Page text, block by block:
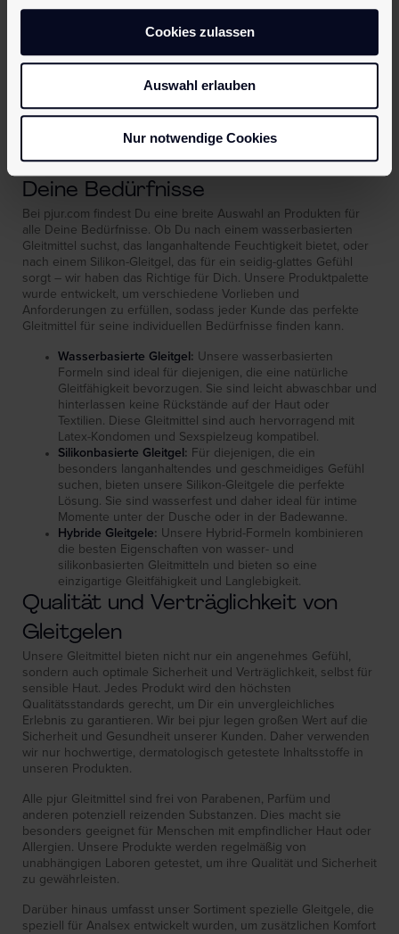
Cookies zulassen
Auswahl erlauben
Nur notwendige Cookies
Minderung von Schmerzen
Erhöhung des Komforts
Verbesserung der sexuellen Erfahrung
unterschiedlichen Eigenschaften und Anwendungsbereichen.
Die Wahl des richtigen Produkts kann die Intimität deutlich
Vielfältige Auswahl von Gleitgel für
Deine Bedürfnisse
Bei pjur.com findest Du eine breite Auswahl an Produkten für
alle Deine Bedürfnisse. Ob Du nach einem wasserbasierten
Gleitmittel suchst, das langanhaltende Feuchtigkeit bietet, oder
nach einem Silikon-Gleitgel, das für ein seidig-glattes Gefühl
sorgt – wir haben das Richtige für Dich. Unsere Produktpalette
wurde entwickelt, um verschiedene Vorlieben und
Anforderungen zu erfüllen, sodass jeder Kunde das perfekte
Gleitmittel für seine individuellen Bedürfnisse finden kann.
Wasserbasierte Gleitgel : Unsere wasserbasierten
Formeln sind ideal für diejenigen, die eine natürliche
Gleitfähigkeit bevorzugen. Sie sind leicht abwaschbar und
hinterlassen keine Rückstände auf der Haut oder
Textilien. Diese Gleitmittel sind auch hervorragend mit
Latex-Kondomen und Sexspielzeug kompatibel.
Silikonbasierte Gleitgel : Für diejenigen, die ein
besonders langanhaltendes und geschmeidiges Gefühl
suchen, bieten unsere Silikon-Gleitgele die perfekte
Lösung. Sie sind wasserfest und daher ideal für intime
Momente unter der Dusche oder in der Badewanne.
Hybride Gleitgele: Unsere Hybrid-Formeln kombinieren
die besten Eigenschaften von wasser- und
silikonbasierten Gleitmitteln und bieten so eine
einzigartige Gleitfähigkeit und Langlebigkeit.
Qualität und Verträglichkeit von
Gleitgelen
Unsere Gleitmittel bieten nicht nur ein angenehmes Gefühl,
sondern auch optimale Sicherheit und Verträglichkeit, selbst für
sensible Haut. Jedes Produkt wird den höchsten
Qualitätsstandards gerecht, um Dir ein unvergleichliches
Erlebnis zu garantieren. Wir bei pjur legen großen Wert auf die
Sicherheit und Gesundheit unserer Kunden. Daher verwenden
wir nur hochwertige, dermatologisch getestete Inhaltsstoffe in
unseren Produkten.
Alle pjur Gleitmittel sind frei von Parabenen, Parfüm und
anderen potenziell reizenden Substanzen. Dies macht sie
besonders geeignet für Menschen mit empfindlicher Haut oder
Allergien. Unsere Produkte werden regelmäßig von
unabhängigen Laboren getestet, um ihre Qualität und Sicherheit
zu gewährleisten.
Darüber hinaus umfasst unser Sortiment spezielle Gleitgele, die
speziell für Analsex entwickelt wurden, um zusätzlichen Komfort